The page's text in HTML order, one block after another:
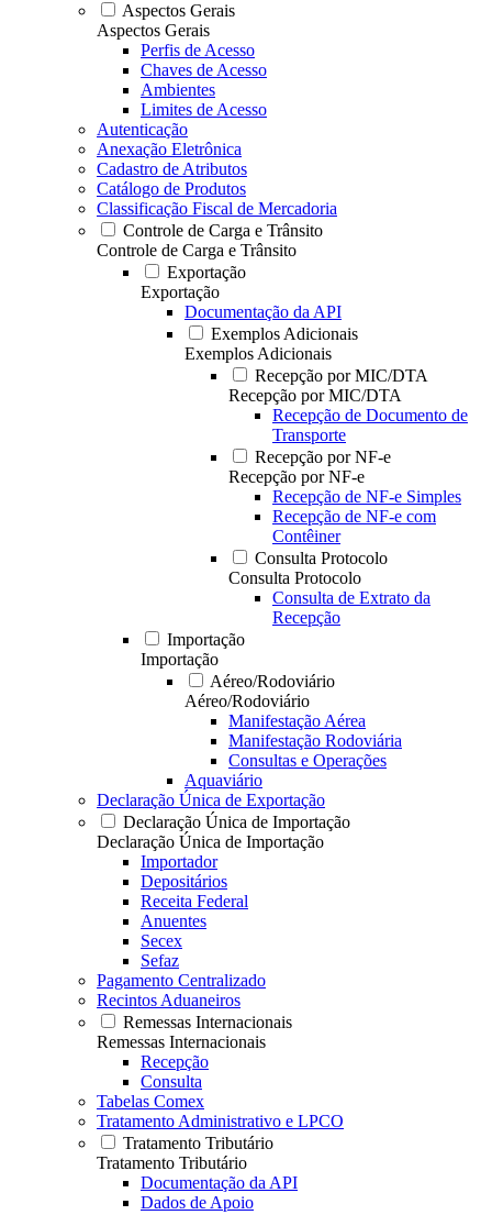
Aspectos Gerais
Aspectos Gerais
Perfis de Acesso
Chaves de Acesso
Ambientes
Limites de Acesso
Autenticação
Anexação Eletrônica
Cadastro de Atributos
Catálogo de Produtos
Classificação Fiscal de Mercadoria
Controle de Carga e Trânsito
Controle de Carga e Trânsito
Exportação
Exportação
Documentação da API
Exemplos Adicionais
Exemplos Adicionais
Recepção por MIC/DTA
Recepção por MIC/DTA
Recepção de Documento de
Transporte
Recepção por NF-e
Recepção por NF-e
Recepção de NF-e Simples
Recepção de NF-e com
Contêiner
Consulta Protocolo
Consulta Protocolo
Consulta de Extrato da
Recepção
Importação
Importação
Aéreo/Rodoviário
Aéreo/Rodoviário
Manifestação Aérea
Manifestação Rodoviária
Consultas e Operações
Aquaviário
Declaração Única de Exportação
Declaração Única de Importação
Declaração Única de Importação
Importador
Depositários
Receita Federal
Anuentes
Secex
Sefaz
Pagamento Centralizado
Recintos Aduaneiros
Remessas Internacionais
Remessas Internacionais
Recepção
Consulta
Tabelas Comex
Tratamento Administrativo e LPCO
Tratamento Tributário
Tratamento Tributário
Documentação da API
Dados de Apoio